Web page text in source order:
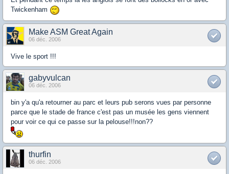
Twickenham
Make ASM Great Again
06 déc. 2006
Vive le sport !!!
gabyvulcan
06 déc. 2006
bin y'a qu'a retourner au parc et leurs pub serons vues par personne
parce que le stade de france c'est pas un musée les gens viennent
pour voir ce qui ce passe sur la pelouse!!!non??
thurfin
06 déc. 2006